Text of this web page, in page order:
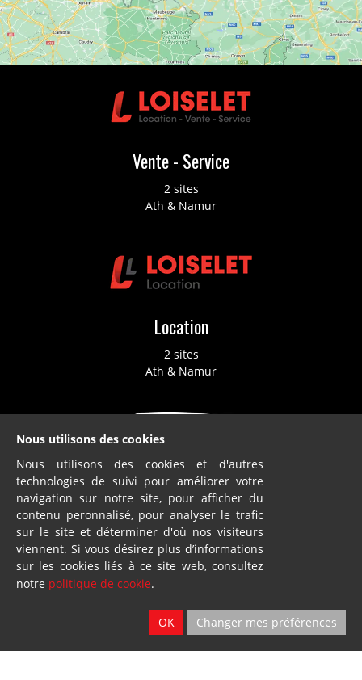
Vente - Service
2 sites
Ath & Namur
Location
2 sites
Ath & Namur
Dillies
SA
Blandain
© Loiselet 2025 By
FAQ
Conditions générales de vente
Nous utilisons des cookies
Nous utilisons des cookies et d'autres
technologies de suivi pour améliorer votre
navigation sur notre site, pour afficher du
contenu peronnalisé, pour analyser le trafic
sur le site et déterminer d'où nos visiteurs
viennent. Si vous désirez plus d’informations
sur les cookies liés à ce site web, consultez
notre politique de cookie.
OK Changer mes préférences